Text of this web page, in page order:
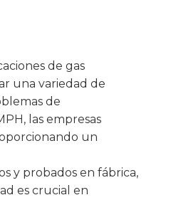
de gas
una variedad de
de
las empresas
un
y probados en fábrica,
es crucial en